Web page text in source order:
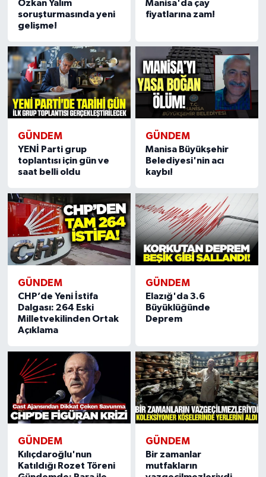
Özkan Yalım
soruşturmasında yeni
gelişme!
Manisa'da çay
fiyatlarına zam!
GÜNDEM
YENİ Parti grup
toplantısı için gün ve
saat belli oldu
GÜNDEM
Manisa Büyükşehir
Belediyesi'nin acı
kaybı!
GÜNDEM
CHP’de Yeni İstifa
Dalgası: 264 Eski
Milletvekilinden Ortak
Açıklama
GÜNDEM
Elazığ'da 3.6
Büyüklüğünde
Deprem
GÜNDEM
Kılıçdaroğlu'nun
Katıldığı Rozet Töreni
GÜNDEM
Bir zamanlar
mutfakların